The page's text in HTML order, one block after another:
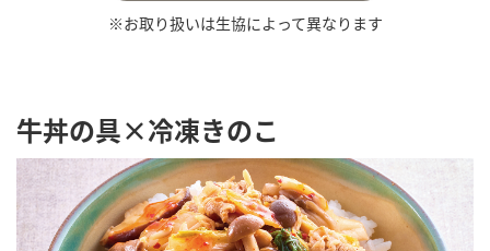
※お取り扱いは生協によって異なります
牛丼の具×冷凍きのこ